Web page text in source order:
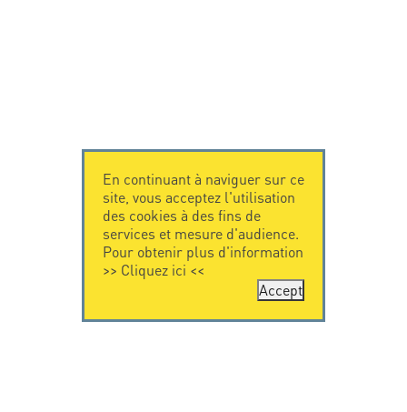
En continuant à naviguer sur ce
site, vous acceptez l'utilisation
des cookies à des fins de
services et mesure d'audience.
Pour obtenir plus d'information
>> Cliquez ici <<
Accept